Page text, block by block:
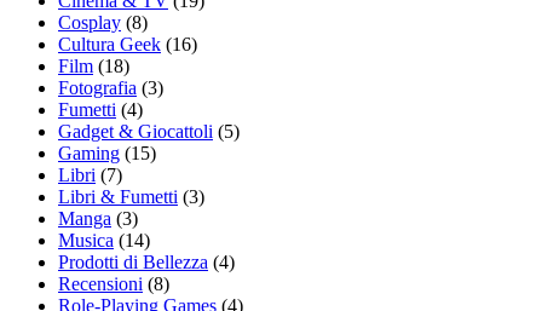
Cosplay (8)
Cultura Geek (16)
Film (18)
Fotografia (3)
Fumetti (4)
Gadget & Giocattoli (5)
Gaming (15)
Libri (7)
Libri & Fumetti (3)
Manga (3)
Musica (14)
Prodotti di Bellezza (4)
Recensioni (8)
Role-Playing Games (4)